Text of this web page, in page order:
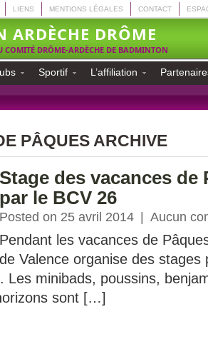
LIENS MENTIONS LÉGALES CONTACT
ARDÈCHE DRÔME
COMITÉ DRÔME-ARDÈCHE DE BADMINTON
Sportif L’affiliation
PÂQUES ARCHIVE
Stage des vacances de
par le BCV 26
Posted on 25 avril 2014 Aucun
Pendant les vacances de
de Valence organise des stages
Les minibads, poussins,
sont […]